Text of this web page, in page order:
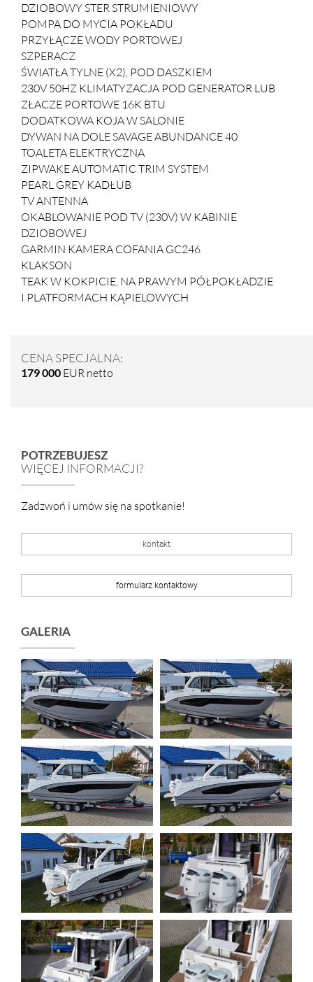
DZIOBOWY STER STRUMIENIOWY
POMPA DO MYCIA POKŁADU
PRZYŁĄCZE WODY PORTOWEJ
SZPERACZ
ŚWIATŁA TYLNE (X2), POD DASZKIEM
230V 50HZ KLIMATYZACJA POD GENERATOR LUB
ZŁACZE PORTOWE 16K BTU
DODATKOWA KOJA W SALONIE
DYWAN NA DOLE SAVAGE ABUNDANCE 40
TOALETA ELEKTRYCZNA
ZIPWAKE AUTOMATIC TRIM SYSTEM
PEARL GREY KADŁUB
TV ANTENNA
OKABLOWANIE POD TV (230V) W KABINIE
DZIOBOWEJ
GARMIN KAMERA COFANIA GC246
KLAKSON
TEAK W KOKPICIE, NA PRAWYM PÓŁPOKŁADZIE
I PLATFORMACH KĄPIELOWYCH
CENA SPECJALNA:
179 000 EUR netto
POTRZEBUJESZ
WIĘCEJ INFORMACJI?
Zadzwoń i umów się na spotkanie!
kontakt
formularz kontaktowy
GALERIA